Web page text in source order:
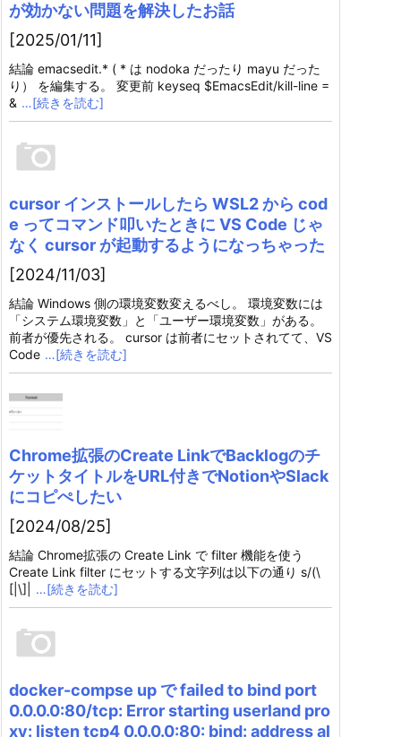
が効かない問題を解決したお話
[2025/01/11]
結論 emacsedit.* ( * は nodoka だったり mayu だった
り） を編集する。 変更前 keyseq $EmacsEdit/kill-line =
& …[続きを読む]
cursor インストールしたら WSL2 から cod
e ってコマンド叩いたときに VS Code じゃ
なく cursor が起動するようになっちゃった
[2024/11/03]
結論 Windows 側の環境変数変えるべし。 環境変数には
「システム環境変数」と「ユーザー環境変数」がある。
前者が優先される。 cursor は前者にセットされてて、VS
Code …[続きを読む]
Chrome拡張のCreate LinkでBacklogのチ
ケットタイトルをURL付きでNotionやSlack
にコピぺしたい
[2024/08/25]
結論 Chrome拡張の Create Link で filter 機能を使う
Create Link filter にセットする文字列は以下の通り s/(\
[|\]|
…[続きを読む]
docker-compse up で failed to bind port
0.0.0.0:80/tcp: Error starting userland pro
xy: listen tcp4 0.0.0.0:80: bind: address al